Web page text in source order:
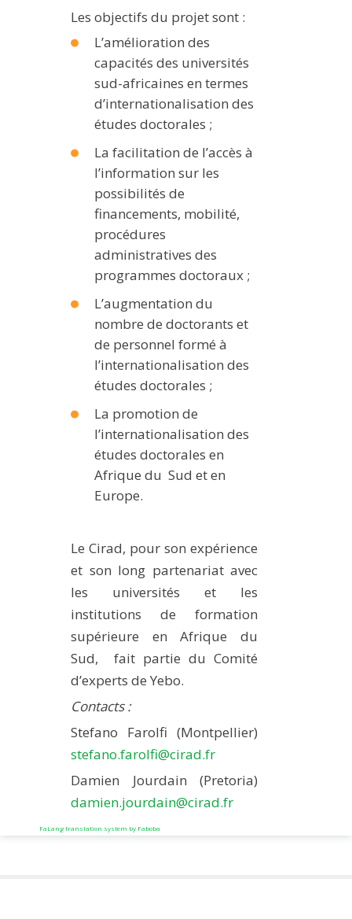
Les objectifs du projet sont :
L’amélioration des
capacités des universités
sud-africaines en termes
d’internationalisation des
études doctorales ;
La facilitation de l’accès à
l’information sur les
possibilités de
financements, mobilité,
procédures
administratives des
programmes doctoraux ;
L’augmentation du
nombre de doctorants et
de personnel formé à
l’internationalisation des
études doctorales ;
La promotion de
l’internationalisation des
études doctorales en
Afrique du Sud et en
Europe.
Le Cirad, pour son expérience
et son long partenariat avec
les universités et les
institutions de formation
supérieure en Afrique du
Sud, fait partie du Comité
d’experts de Yebo.
Contacts :
Stefano Farolfi (Montpellier)
stefano.farolfi@cirad.fr
Damien Jourdain (Pretoria)
damien.jourdain@cirad.fr
FaLang translation system by Faboba